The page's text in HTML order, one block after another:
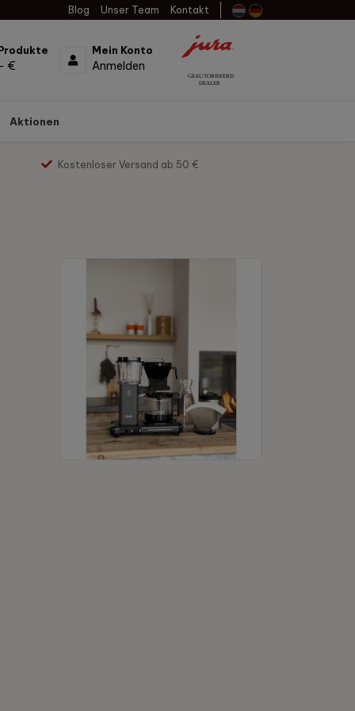
Blog Unser Team Kontakt
€
Mein Konto
Anmelden
Aktionen
Kostenloser Versand ab 50 €